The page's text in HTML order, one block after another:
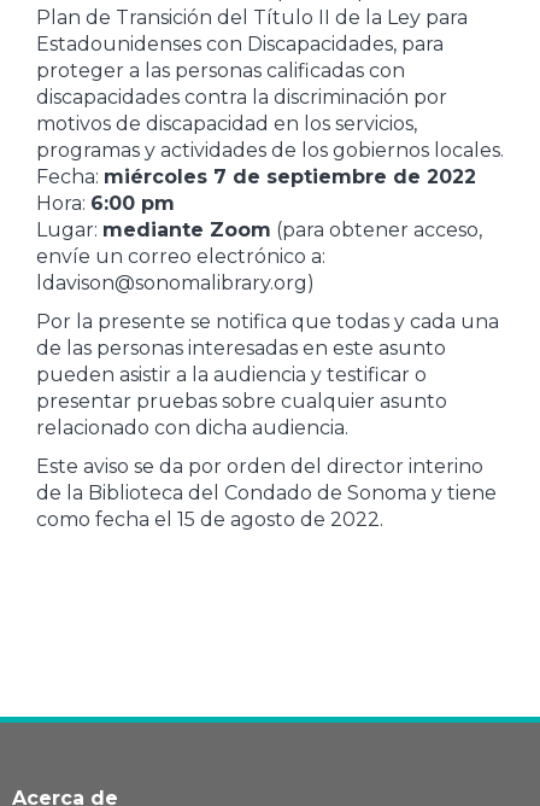
Plan de Transición del Título II de la Ley para
Estadounidenses con Discapacidades, para
proteger a las personas calificadas con
discapacidades contra la discriminación por
motivos de discapacidad en los servicios,
programas y actividades de los gobiernos locales.
Fecha: miércoles 7 de septiembre de 2022
Hora: 6:00 pm
Lugar: mediante Zoom (para obtener acceso,
envíe un correo electrónico a:
ldavison@sonomalibrary.org)
Por la presente se notifica que todas y cada una
de las personas interesadas en este asunto
pueden asistir a la audiencia y testificar o
presentar pruebas sobre cualquier asunto
relacionado con dicha audiencia.
Este aviso se da por orden del director interino
de la Biblioteca del Condado de Sonoma y tiene
como fecha el 15 de agosto de 2022.
Acerca de